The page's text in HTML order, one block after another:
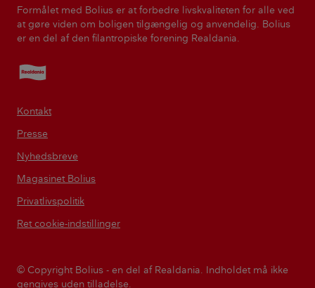
Formålet med Bolius er at forbedre livskvaliteten for alle ved
at gøre viden om boligen tilgængelig og anvendelig. Bolius
er en del af den filantropiske forening Realdania.
Realdania
Kontakt
Presse
Nyhedsbreve
Magasinet Bolius
Privatlivspolitik
Ret cookie-indstillinger
© Copyright Bolius - en del af Realdania. Indholdet må ikke
gengives uden tilladelse.